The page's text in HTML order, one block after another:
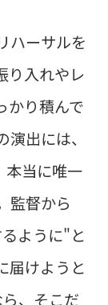
ハーサルを
り入れやレ
かり積んで
出には、
本当に唯一
監督から
ように"と
届けようと
、そこだ